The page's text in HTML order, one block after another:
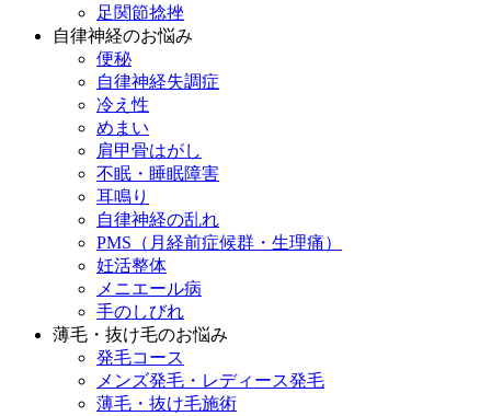
足関節捻挫
自律神経のお悩み
便秘
自律神経失調症
冷え性
めまい
肩甲骨はがし
不眠・睡眠障害
耳鳴り
自律神経の乱れ
PMS（月経前症候群・生理痛）
妊活整体
メニエール病
手のしびれ
薄毛・抜け毛のお悩み
発毛コース
メンズ発毛・レディース発毛
薄毛・抜け毛施術